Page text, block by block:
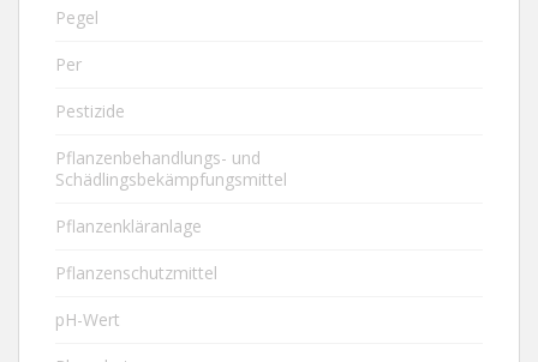
Pegel
Per
Pestizide
Pflanzenbehandlungs- und
Schädlingsbekämpfungsmittel
Pflanzenkläranlage
Pflanzenschutzmittel
pH-Wert